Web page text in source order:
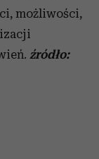
innymi danymi
możliwości,
źródło: